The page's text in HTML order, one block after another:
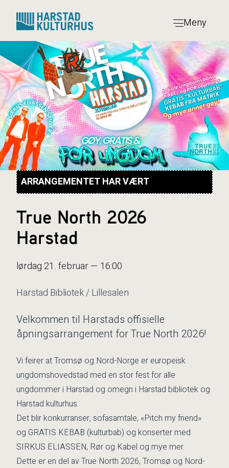
innhold
Meny
ARRANGEMENTET HAR VÆRT
True North 2026
Harstad
lørdag 21. februar — 16:00
Harstad Bibliotek / Lillesalen
Velkommen til Harstads offisielle
åpningsarrangement for True North 2026!
Vi feirer at Tromsø og Nord-Norge er europeisk
ungdomshovedstad med en stor fest for alle
ungdommer i Harstad og omegn i Harstad bibliotek og
Harstad kulturhus.
Det blir konkurranser, sofasamtale, «Pitch my friend»
og GRATIS KEBAB (kulturbab) og konserter med
SIRKUS ELIASSEN, Rør og Kabel og mye mer.
Dette er en del av True North 2026, Tromsø og Nord-